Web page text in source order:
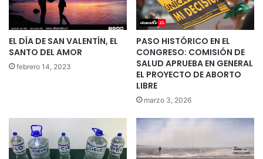
EL DÍA DE SAN VALENTÍN, EL
SANTO DEL AMOR
febrero 14, 2023
PASO HISTÓRICO EN EL
CONGRESO: COMISIÓN DE
SALUD APRUEBA EN GENERAL
EL PROYECTO DE ABORTO
LIBRE
marzo 3, 2026